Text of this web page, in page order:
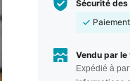
Sécurité
Vendu par le
Expédié à